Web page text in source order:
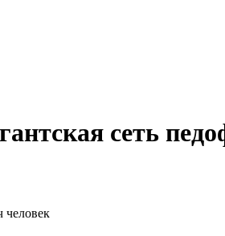
сеть
человек